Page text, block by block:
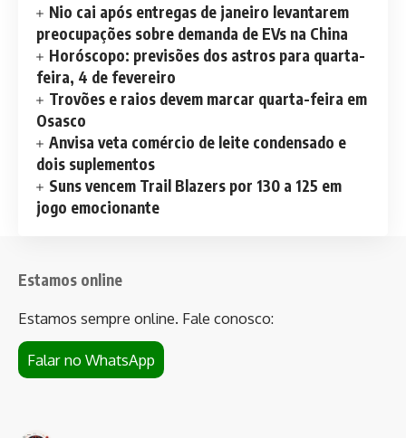
Nio cai após entregas de janeiro levantarem
preocupações sobre demanda de EVs na China
Horóscopo: previsões dos astros para quarta-
feira, 4 de fevereiro
Trovões e raios devem marcar quarta-feira em
Osasco
Anvisa veta comércio de leite condensado e
dois suplementos
Suns vencem Trail Blazers por 130 a 125 em
jogo emocionante
Estamos online
Estamos sempre online. Fale conosco:
Falar no WhatsApp